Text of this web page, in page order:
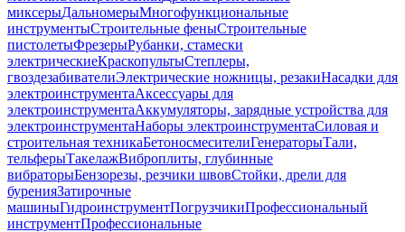
миксерыДальномерыМногофункциональные
инструментыСтроительные феныСтроительные
пистолетыФрезерыРубанки, стамески
электрическиеКраскопультыСтеплеры,
гвоздезабивателиЭлектрические ножницы, резакиНасадки для
электроинструментаАксессуары для
электроинструментаАккумуляторы, зарядные устройства для
электроинструментаНаборы электроинструментаСиловая и
строительная техникаБетоносмесителиГенераторыТали,
тельферыТакелажВиброплиты, глубинные
вибраторыБензорезы, резчики швовСтойки, дрели для
буренияЗатирочные
машиныГидроинструментПогрузчикиПрофессиональный
инструментПрофессиональные